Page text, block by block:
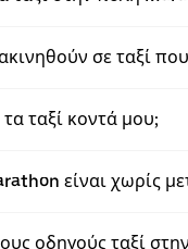
σε ταξί
ταξί κοντά μου;
είναι χωρίς
οδηγούς ταξί